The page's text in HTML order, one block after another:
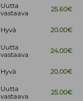
Uutta
vastaava
25.60€
Hyvä 20.00€
Uutta
vastaava
24.00€
Hyvä 20.00€
Uutta
vastaava
25.00€